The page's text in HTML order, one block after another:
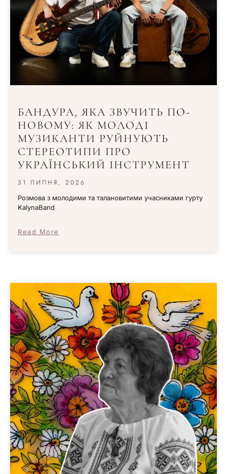
БАНДУРА, ЯКА ЗВУЧИТЬ ПО-
НОВОМУ: ЯК МОЛОДІ
МУЗИКАНТИ РУЙНУЮТЬ
СТЕРЕОТИПИ ПРО
УКРАЇНСЬКИЙ ІНСТРУМЕНТ
31 ЛИПНЯ, 2026
Розмова з молодими та талановитими учасниками гурту
KalynaBand
Read More